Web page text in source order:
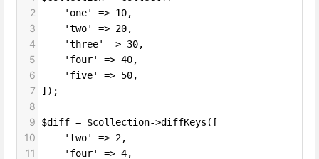
2
    'one' => 10,
3
    'two' => 20,
4
    'three' => 30,
5
    'four' => 40,
6
    'five' => 50,
7 ]);
8
9
$diff = $collection->diffKeys([
10
    'two' => 2,
11
    'four' => 4,